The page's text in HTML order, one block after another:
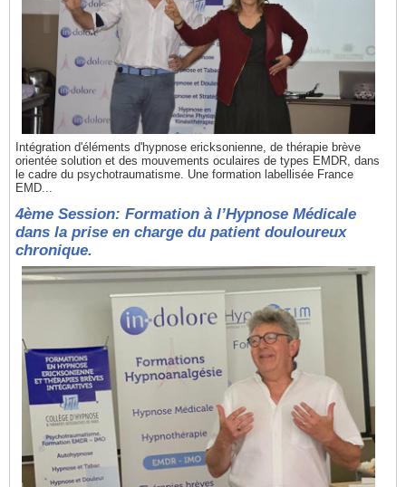
Intégration d'éléments d'hypnose ericksonienne, de thérapie brève
orientée solution et des mouvements oculaires de types EMDR, dans
le cadre du psychotraumatisme. Une formation labellisée France
EMD...
4ème Session: Formation à l’Hypnose Médicale
dans la prise en charge du patient douloureux
chronique.